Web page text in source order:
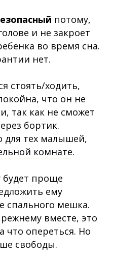
потому,
и не закроет
во время сна.
нет.
стоять/ходить,
что он не
так как не сможет
бортик.
для тех малышей,
комнате.
проще
ему
спального мешка.
вместе, это
что опереться. Но
свободы.